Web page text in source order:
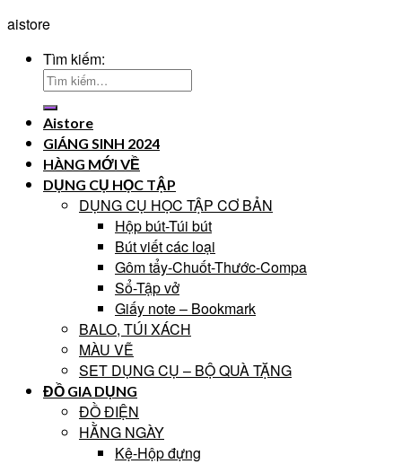
aistore
Tìm kiếm:
Aistore
GIÁNG SINH 2024
HÀNG MỚI VỀ
DỤNG CỤ HỌC TẬP
DỤNG CỤ HỌC TẬP CƠ BẢN
Hộp bút-Túi bút
Bút viết các loại
Gôm tẩy-Chuốt-Thước-Compa
Sổ-Tập vở
Giấy note – Bookmark
BALO, TÚI XÁCH
MÀU VẼ
SET DỤNG CỤ – BỘ QUÀ TẶNG
ĐỒ GIA DỤNG
ĐỒ ĐIỆN
HẰNG NGÀY
Kệ-Hộp đựng